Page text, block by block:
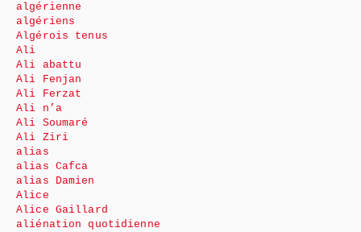
algérienne
algériens
Algérois tenus
Ali
Ali abattu
Ali Fenjan
Ali Ferzat
Ali n’a
Ali Soumaré
Ali Ziri
alias
alias Cafca
alias Damien
Alice
Alice Gaillard
aliénation quotidienne